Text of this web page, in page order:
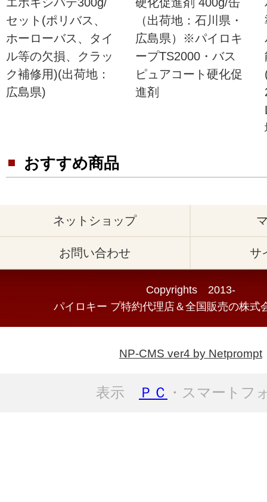
セット(ポリバス、
ホーローバス、タイ
ル等の欠損、クラッ
ク補修用)(出荷地：
広島県)
（出荷地：石川県・
広島県）※パイロキ
ープTS2000・バス
ピュアコート硬化促
進剤
おすすめ商品
ネットショップ
お問い合わせ サ
Copyrights 2013-
パイロキー プ特約代理店＆全国販売の株式
NP-CMS ver4 by Netprompt
表示 ＰＣ ・スマートフ